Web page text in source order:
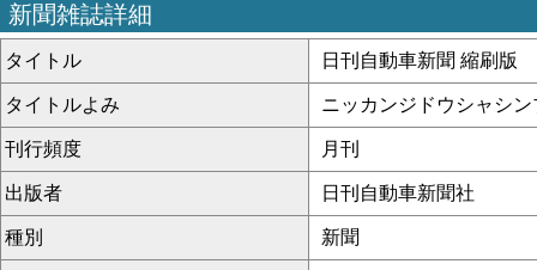
新聞雑誌詳細
タイトル 日刊自動車新聞 縮刷版
タイトルよみ ニッカンジドウシャシン
刊行頻度 月刊
出版者 日刊自動車新聞社
種別 新聞